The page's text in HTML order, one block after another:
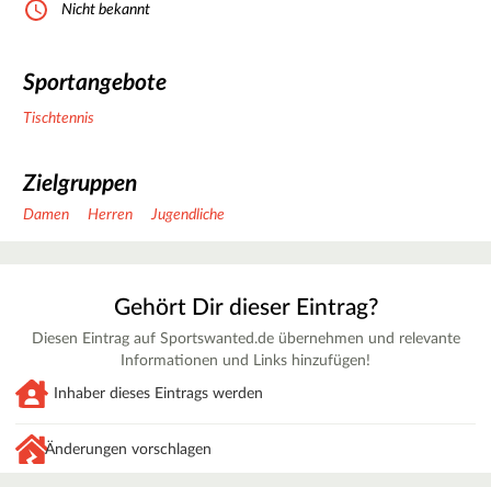
Nicht bekannt
Sportangebote
Tischtennis
Zielgruppen
Damen Herren Jugendliche
Gehört Dir dieser Eintrag?
Diesen Eintrag auf Sportswanted.de übernehmen und relevante
Informationen und Links hinzufügen!
Inhaber dieses Eintrags werden
Änderungen vorschlagen